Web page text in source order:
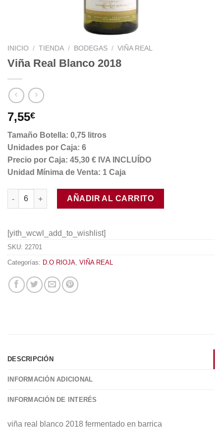
INICIO / TIENDA / BODEGAS / VIÑA REAL
Viña Real Blanco 2018
7,55€
Tamaño Botella: 0,75 litros
Unidades por Caja: 6
Precio por Caja: 45,30 € IVA INCLUÍDO
Unidad Mínima de Venta: 1 Caja
Viña Real Blanco 2018 cantidad
AÑADIR AL CARRITO
[yith_wcwl_add_to_wishlist]
SKU: 22701
Categorías: D.O RIOJA, VIÑA REAL
DESCRIPCIÓN
INFORMACIÓN ADICIONAL
INFORMACIÓN DE INTERÉS
viña real blanco 2018 fermentado en barrica